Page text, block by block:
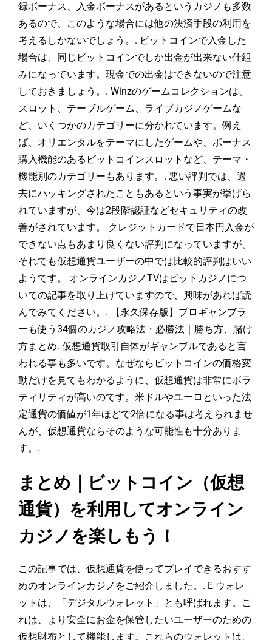
録ボーナス、入金ボーナスがあるというカジノも多数
あるので、このような場合には他の決済手段の利用を
考えるしかないでしょう。. ビットコインで入金した
場合は、同じビットコインでしか出金が出来ない仕組
みになっています。現金での出金はできないので注意
しておきましょう。. Winzのゲームコレクションは、
スロット、テーブルゲーム、ライブカジノゲームな
ど、いくつかのカテゴリーに分かれています。例え
ば、オリエンタルをテーマにしたゲームや、ボーナス
購入機能のあるビットコインスロットなど、テーマ・
機能別のカテゴリーもあります。. 悪い評判では、過
去にハッキングされたこともあるという事実が挙げら
れていますが、今は2段階認証などセキュリティの改
善がされています。 クレジットカードで日本円入金が
できない点もあまり良くない評判になっていますが、
それでも仮想通貨ユーザーの中では比較的評判はいい
ようです。 オンラインカジノTVはビットカジノにつ
いての記事を取り上げていますので、興味があれば読
んでみてください。. 【永久保存版】プロギャンブラ
ーも使う34個のカジノ攻略法・必勝法｜勝ち方、賭け
方まとめ. 仮想通貨取引自体がギャンブルであると言
われる事も多いです。なぜならビットコインの価格変
動だけを見てもわかるように、仮想通貨は非常にボラ
ティリティが高いのです。米ドルやユーロといった法
定通貨の価値が1年ほどで2倍になる事は考えられませ
んが、仮想通貨ならそのような可能性も十分ありま
す。.
まとめ｜ビットコイン（仮想
通貨）を利用してオンライン
カジノを楽しもう！
この記事では、仮想通貨を使ってプレイできるおすす
めのオンラインカジノをご紹介しました。. E ウォレ
ットは、「デジタルウォレット」とも呼ばれます。こ
れは、より安全にお金を保管したいユーザーのための
仮想財布として機能します。これらのウォレットは、